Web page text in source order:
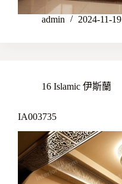
admin 2024-11-19
16 Islamic 伊斯蘭
IA003735